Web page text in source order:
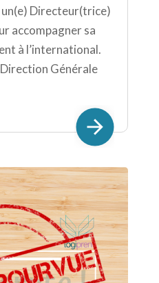
Directeur(trice)
accompagner sa
à l’international.
Générale